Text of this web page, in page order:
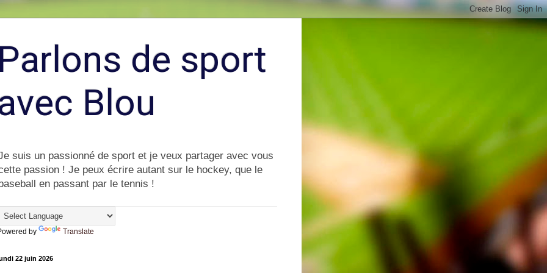
de sport
Blou
suis un passionné de sport et je veux partager avec vous
passion ! Je peux écrire autant sur le hockey, que le
en passant par le tennis !
by Translate
22 juin 2026